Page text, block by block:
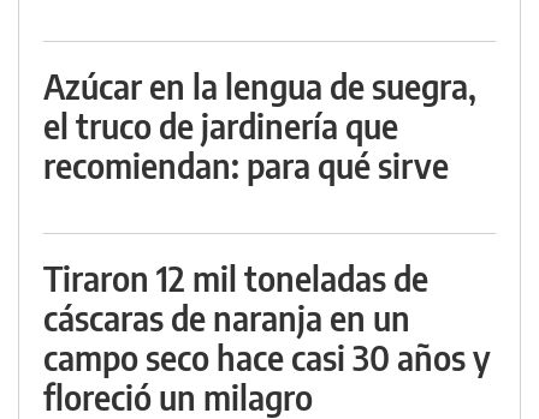
Azúcar en la lengua de suegra,
el truco de jardinería que
recomiendan: para qué sirve
Tiraron 12 mil toneladas de
cáscaras de naranja en un
campo seco hace casi 30 años y
floreció un milagro